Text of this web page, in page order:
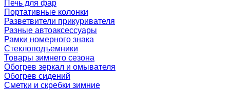
Печь для фар
Портативные колонки
Разветвители прикуривателя
Разные автоаксессуары
Рамки номерного знака
Стеклоподъемники
Товары зимнего сезона
Обогрев зеркал и омывателя
Обогрев сидений
Сметки и скребки зимние